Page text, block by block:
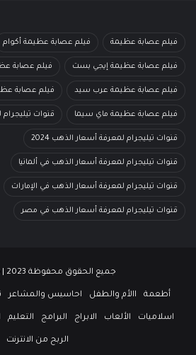
فيلم عصابة عظيمة فيلم عصابة عظيمة أكوام
فيلم عصابة عظيمة إيجي بست فيلم عصابة
فيلم عصابة عظيمة عرب سيد فيلم عصابة
فيلم عصابة عظيمة ماي سيما قنوات
قنوات تيليجرام لمعرفة أسعار الذهب 2024
قنوات تيليجرام لمعرفة أسعار الذهب في ألمانيا
قنوات تيليجرام لمعرفة أسعار الذهب في الإمارات
قنوات تيليجرام لمعرفة أسعار الذهب في مصر
جميع الحقوق محفوظة 2023 | موقع ياهلا
أطعمة االأم والطفل احاسيس والمشاعر
اسلاميات الألعاب الابراج البرامج التعليم
الربح من الانترنت